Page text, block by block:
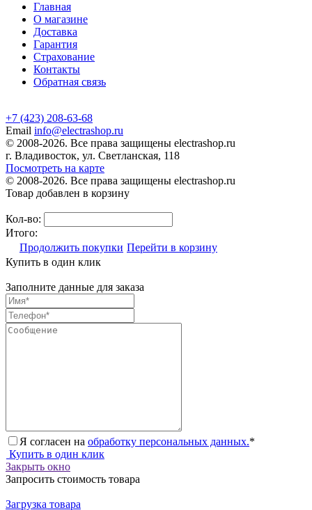
Главная
О магазине
Доставка
Гарантия
Страхование
Контакты
Обратная связь
+7 (423) 208-63-68
Email info@electrashop.ru
© 2008-2026. Все права защищены electrashop.ru
г. Владивосток, ул. Светланская, 118
Посмотреть на карте
© 2008-2026. Все права защищены electrashop.ru
Товар добавлен в корзину
Кол-во:
Итого:
Продолжить покупки Перейти в корзину
Купить в один клик
Заполните данные для заказа
Я согласен на обработку персональных данных.*
Купить в один клик
Закрыть окно
Запросить стоимость товара
Загрузка товара